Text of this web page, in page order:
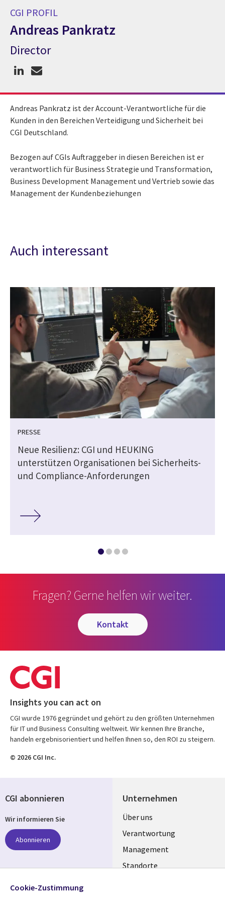
CGI PROFIL
Andreas Pankratz
CGI Profil Andreas Pankratz
Director
Andreas Pankratz ist der Account-Verantwortliche für die
Kunden in den Bereichen Verteidigung und Sicherheit bei
CGI Deutschland.
Bezogen auf CGIs Auftraggeber in diesen Bereichen ist er
verantwortlich für Business Strategie und Transformation,
Business Development Management und Vertrieb sowie das
Management der Kundenbeziehungen
Auch interessant
PRESSE
Neue Resilienz: CGI und HEUKING
unterstützen Organisationen bei Sicherheits-
und Compliance-Anforderungen
Fragen? Gerne helfen wir weiter.
kontakt
Insights you can act on
CGI wurde 1976 gegründet und gehört zu den größten Unternehmen
für IT und Business Consulting weltweit. Wir kennen Ihre Branche,
handeln ergebnisorientiert und helfen Ihnen so, den ROI zu steigern.
© 2026 CGI Inc.
Unternehmen
Useful
links
GERMANY
Über uns
Verantwortung
Management
Standorte
CGI abonnieren
Wir informieren Sie
Abonnieren
Folgen Sie uns
Cookie-Zustimmung